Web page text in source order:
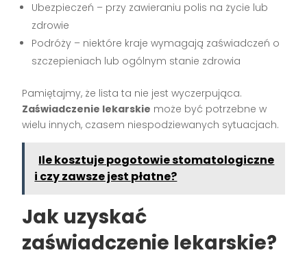
Ubezpieczeń – przy zawieraniu polis na życie lub
zdrowie
Podróży – niektóre kraje wymagają zaświadczeń o
szczepieniach lub ogólnym stanie zdrowia
Pamiętajmy, że lista ta nie jest wyczerpująca.
Zaświadczenie lekarskie może być potrzebne w
wielu innych, czasem niespodziewanych sytuacjach.
Ile kosztuje pogotowie stomatologiczne
i czy zawsze jest płatne?
Jak uzyskać
zaświadczenie lekarskie?